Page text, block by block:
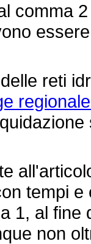
comma
reti
tempi
1, al
non